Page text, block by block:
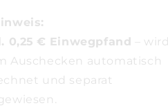
0,25 € Einwegpfand
– wird
Auschecken automatisch
und separat